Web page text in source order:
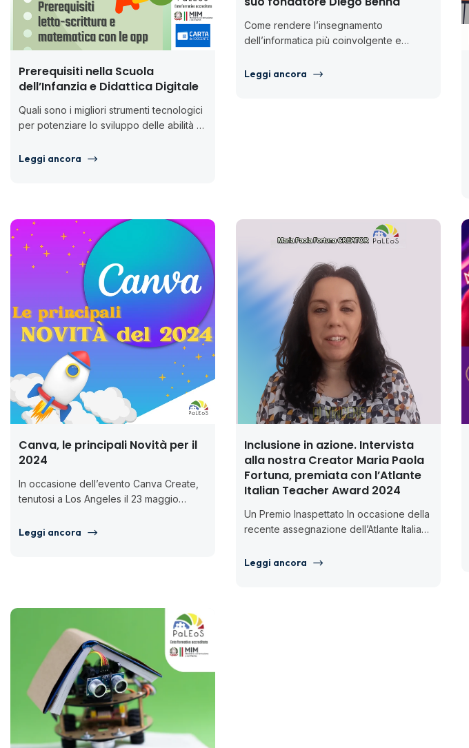
Prerequisiti nella Scuola
dell’Infanzia e Didattica Digitale
Quali sono i migliori strumenti tecnologici
per potenziare lo sviluppo delle abilità e
dei...
Leggi ancora
Come rendere l’insegnamento
dell’informatica più coinvolgente e
al mondo della programmazione? Lo
Leggi ancora
Canva, le principali Novità per il
2024
In occasione dell’evento Canva Create,
tenutosi a Los Angeles il 23 maggio
restyling...
Leggi ancora
Inclusione in azione. Intervista
alla nostra Creator Maria Paola
Fortuna, premiata con l’Atlante
Italian Teacher Award 2024
Un Premio Inaspettato In occasione della
recente assegnazione dell’Atlante Italian
Network in partnership con...
Leggi ancora